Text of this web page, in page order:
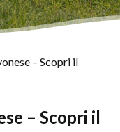
– Scopri il
– Scopri il